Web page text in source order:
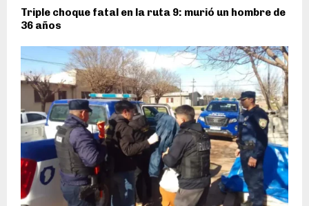
Triple choque fatal en la ruta 9: murió un hombre de
36 años